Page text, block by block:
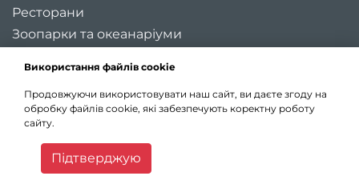
Використання файлів cookie
Продовжуючи використовувати наш сайт, ви даєте згоду на
обробку файлів cookie, які забезпечують коректну роботу
сайту.
Підтверджую
Ресторани
Зоопарки та океанаріуми
Регіони України
Туристичні міста України
Карта України
Статті